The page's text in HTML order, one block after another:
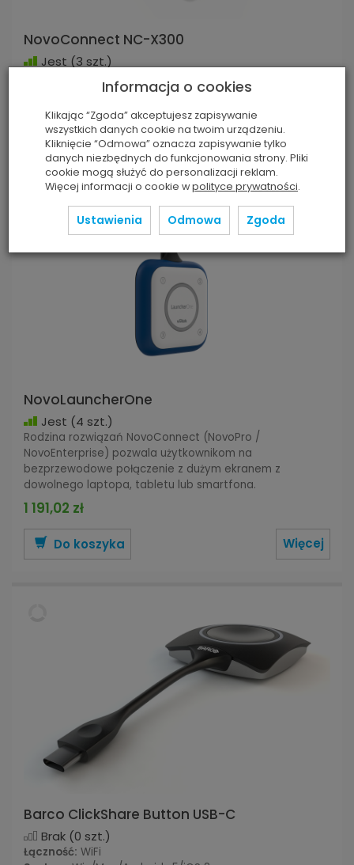
NovoConnect NC-X300
Jest (3 szt.)
Dzięki NC-X300 zwiększysz poziom interakcji wizualnej,
prezentując zawartość ekranu w dużym formacie.
1 084,68 zł
Do koszyka Więcej
NovoLauncherOne
Jest (4 szt.)
Rodzina rozwiązań NovoConnect (NovoPro /
NovoEnterprise) pozwala użytkownikom na
bezprzewodowe połączenie z dużym ekranem z
dowolnego laptopa, tabletu lub smartfona.
1 191,02 zł
Do koszyka Więcej
Barco ClickShare Button USB-C
Brak (0 szt.)
Łączność: WiFi
Informacja o cookies
Klikając “Zgoda” akceptujesz zapisywanie
wszystkich danych cookie na twoim urządzeniu.
Kliknięcie “Odmowa” oznacza zapisywanie tylko
danych niezbędnych do funkcjonowania strony. Pliki
cookie mogą służyć do personalizacji reklam.
Więcej informacji o cookie wpolityce prywatności.
Ustawienia Odmowa Zgoda